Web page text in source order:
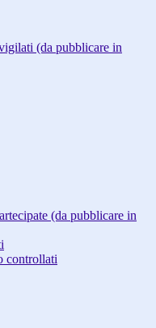
(da pubblicare in
(da pubblicare in
controllati